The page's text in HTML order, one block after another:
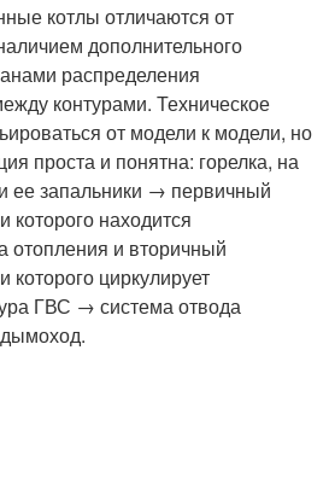
котлы отличаются от
дополнительного
распределения
контурами. Техническое
от модели к модели, но
проста и понятна: горелка, на
ее запальники → первичный
которого находится
отопления и вторичный
которого циркулирует
ГВС → система отвода